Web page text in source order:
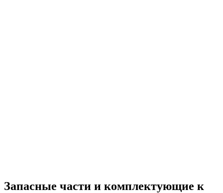
Запасные части и комплектующие к